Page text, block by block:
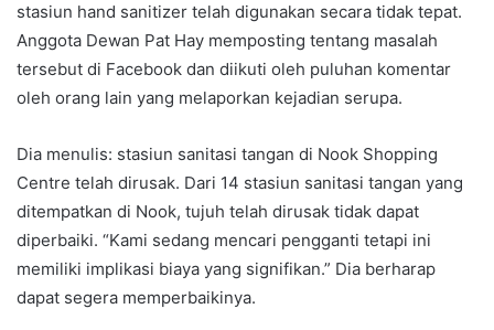
stasiun hand sanitizer telah digunakan secara tidak tepat.
Anggota Dewan Pat Hay memposting tentang masalah
tersebut di Facebook dan diikuti oleh puluhan komentar
oleh orang lain yang melaporkan kejadian serupa.
Dia menulis: stasiun sanitasi tangan di Nook Shopping
Centre telah dirusak. Dari 14 stasiun sanitasi tangan yang
ditempatkan di Nook, tujuh telah dirusak tidak dapat
diperbaiki. “Kami sedang mencari pengganti tetapi ini
memiliki implikasi biaya yang signifikan.” Dia berharap
dapat segera memperbaikinya.